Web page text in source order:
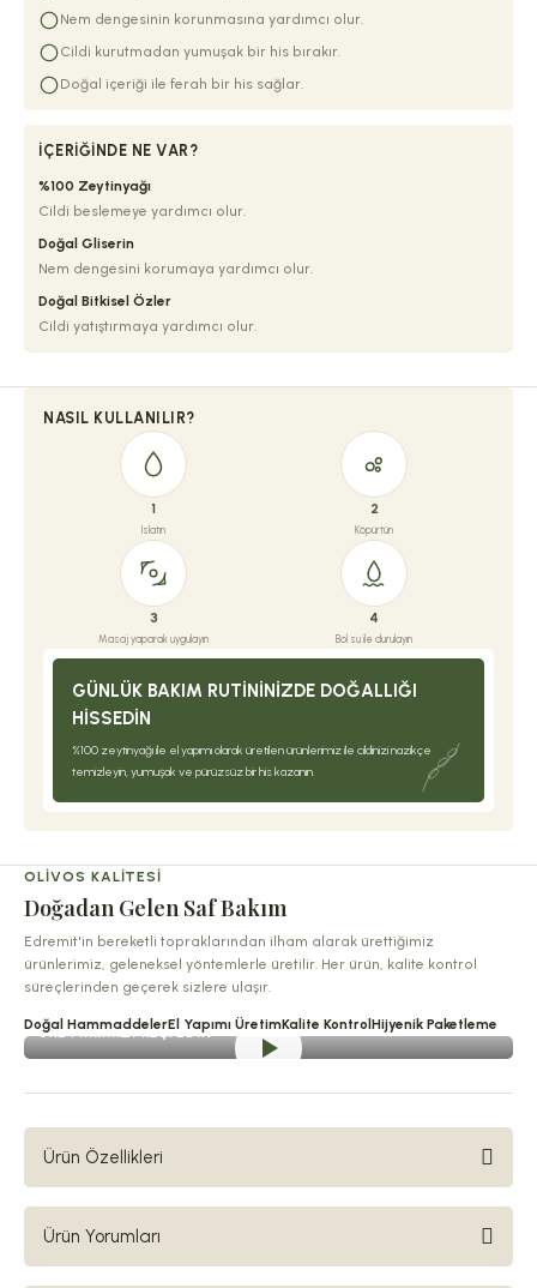
Nem dengesinin korunmasına yardımcı olur.
Cildi kurutmadan yumuşak bir his bırakır.
Doğal içeriği ile ferah bir his sağlar.
İÇERIĞINDE NE VAR?
%100 Zeytinyağı
Cildi beslemeye yardımcı olur.
Doğal Gliserin
Nem dengesini korumaya yardımcı olur.
Doğal Bitkisel Özler
Cildi yatıştırmaya yardımcı olur.
NASIL KULLANILIR?
1
Islatın
2
Köpürtün
3
Masaj yaparak uygulayın
4
Bol su ile durulayın
GÜNLÜK BAKIM RUTININIZDE DOĞALLIĞI
HISSEDIN
%100 zeytinyağı ile el yapımı olarak üretilen ürünlerimiz ile cildinizi nazikçe
temizleyin, yumuşak ve pürüzsüz bir his kazanın.
OLIVOS KALITESI
Doğadan Gelen Saf Bakım
Edremit'in bereketli topraklarından ilham alarak ürettiğimiz
ürünlerimiz, geleneksel yöntemlerle üretilir. Her ürün, kalite kontrol
süreçlerinden geçerek sizlere ulaşır.
Doğal HammaddelerEl Yapımı ÜretimKalite Kontrol Hijyenik Paketleme
ÜRETIMIMIZI KEŞFEDIN
Ürün Özellikleri
Ürün Yorumları